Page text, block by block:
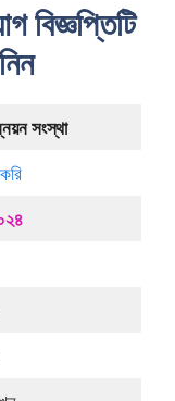
বিজ্ঞপ্তিটি
সংস্থা